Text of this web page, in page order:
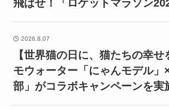
飛ばせ！「ロケットマラソン
2026.8.07
【世界猫の日に、猫たちの幸
モウォーター「にゃんモデル」
部」がコラボキャンペーンを実